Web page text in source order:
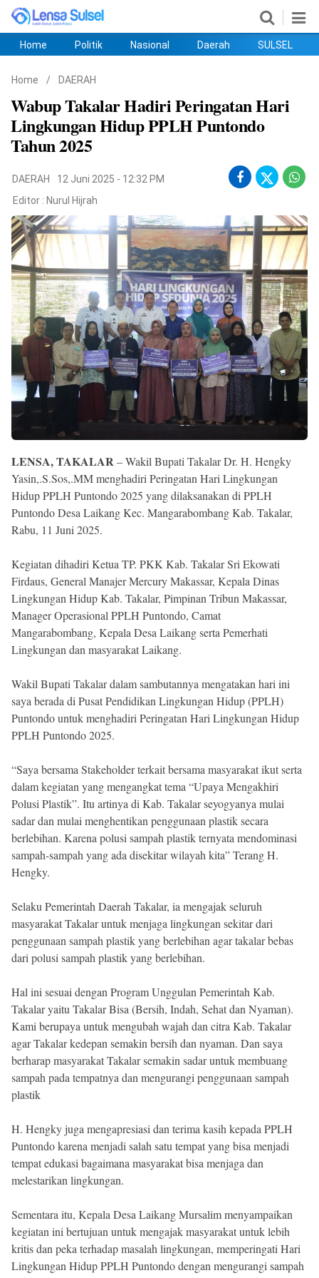
©
Copyright
2026
lensasulsel.com
.
All
Right
Reserved
Home Politik Nasional Daerah SULSEL
Home / DAERAH
Wabup Takalar Hadiri Peringatan Hari
Lingkungan Hidup PPLH Puntondo
Tahun 2025
DAERAH
12 Juni 2025 - 12:32 PM
Editor : Nurul Hijrah
LENSA, TAKALAR– Wakil Bupati Takalar Dr. H. Hengky
Yasin,.S.Sos,.MM menghadiri Peringatan Hari Lingkungan
Hidup PPLH Puntondo 2025 yang dilaksanakan di PPLH
Puntondo Desa Laikang Kec. Mangarabombang Kab. Takalar,
Rabu, 11 Juni 2025.
Kegiatan dihadiri Ketua TP. PKK Kab. Takalar Sri Ekowati
Firdaus, General Manajer Mercury Makassar, Kepala Dinas
Lingkungan Hidup Kab. Takalar, Pimpinan Tribun Makassar,
Manager Operasional PPLH Puntondo, Camat
Mangarabombang, Kepala Desa Laikang serta Pemerhati
Lingkungan dan masyarakat Laikang.
Wakil Bupati Takalar dalam sambutannya mengatakan hari ini
saya berada di Pusat Pendidikan Lingkungan Hidup (PPLH)
Puntondo untuk menghadiri Peringatan Hari Lingkungan Hidup
PPLH Puntondo 2025.
“Saya bersama Stakeholder terkait bersama masyarakat ikut serta
dalam kegiatan yang mengangkat tema “Upaya Mengakhiri
Polusi Plastik”. Itu artinya di Kab. Takalar seyogyanya mulai
sadar dan mulai menghentikan penggunaan plastik secara
berlebihan. Karena polusi sampah plastik ternyata mendominasi
sampah-sampah yang ada disekitar wilayah kita” Terang H.
Hengky.
Selaku Pemerintah Daerah Takalar, ia mengajak seluruh
masyarakat Takalar untuk menjaga lingkungan sekitar dari
penggunaan sampah plastik yang berlebihan agar takalar bebas
dari polusi sampah plastik yang berlebihan.
Hal ini sesuai dengan Program Unggulan Pemerintah Kab.
Takalar yaitu Takalar Bisa (Bersih, Indah, Sehat dan Nyaman).
Kami berupaya untuk mengubah wajah dan citra Kab. Takalar
agar Takalar kedepan semakin bersih dan nyaman. Dan saya
berharap masyarakat Takalar semakin sadar untuk membuang
sampah pada tempatnya dan mengurangi penggunaan sampah
plastik
H. Hengky juga mengapresiasi dan terima kasih kepada PPLH
Puntondo karena menjadi salah satu tempat yang bisa menjadi
tempat edukasi bagaimana masyarakat bisa menjaga dan
melestarikan lingkungan.
Sementara itu, Kepala Desa Laikang Mursalim menyampaikan
kegiatan ini bertujuan untuk mengajak masyarakat untuk lebih
kritis dan peka terhadap masalah lingkungan, memperingati Hari
Lingkungan Hidup PPLH Puntondo dengan mengurangi sampah